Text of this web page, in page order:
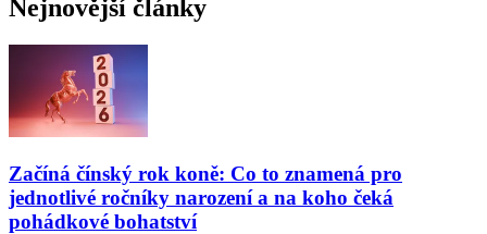
Nejnovější články
Začíná čínský rok koně: Co to znamená pro
jednotlivé ročníky narození a na koho čeká
pohádkové bohatství